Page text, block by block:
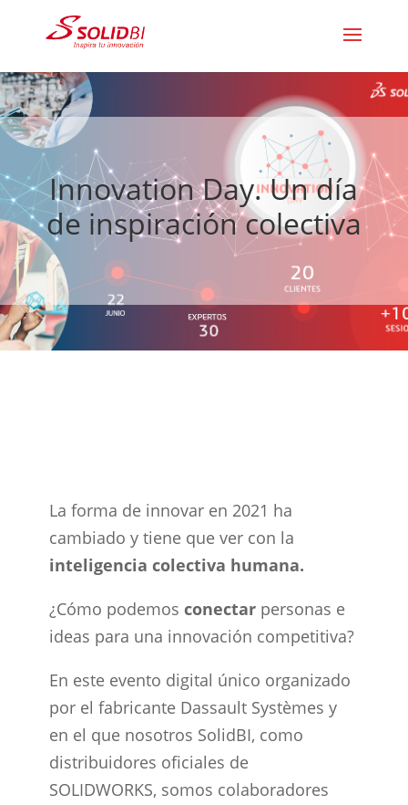
Innovation Day. Un día
de inspiración colectiva
La forma de innovar en 2021 ha
cambiado y tiene que ver con la
inteligencia colectiva humana.
¿Cómo podemos conectarpersonas e
ideas para una innovación competitiva?
En este evento digital único organizado
por el fabricante Dassault Systèmes y
en el que nosotros SolidBI, como
distribuidores oficiales de
SOLIDWORKS, somos colaboradores